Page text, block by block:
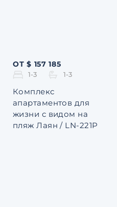
ОТ $ 157 185
1-3 1-3
Комплекс
апартаментов для
жизни с видом на
пляж Лаян / LN-221P